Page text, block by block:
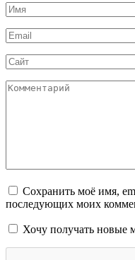
Имя
*
Email
*
Сайт
Комментарий
Сохранить моё имя,
последующих моих
Хочу получать новые